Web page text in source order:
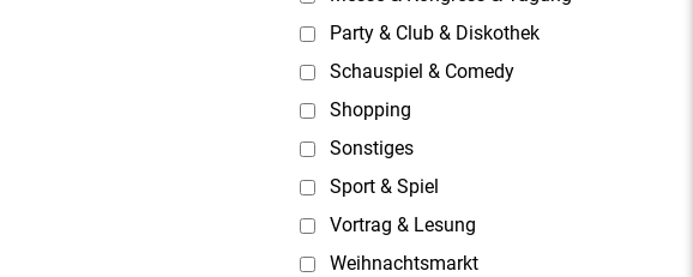
Party & Club & Diskothek
Schauspiel & Comedy
Shopping
Sonstiges
Sport & Spiel
Vortrag & Lesung
Weihnachtsmarkt